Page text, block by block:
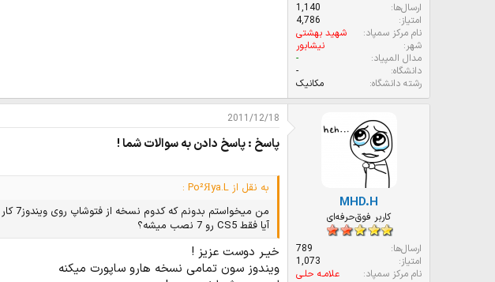
ارسال‌ها
1,140
امتیاز
4,786
نام مرکز سمپاد
شهید بهشتی
شهر
نیشابور
مدال المپیاد
-
دانشگاه
-
رشته دانشگاه
مکانیک
MHD.H
کاربر فوق‌حرفه‌ای
ارسال‌ها
789
امتیاز
1,073
نام مرکز سمپاد
علامـه حلـی
2011/12/18
پاسخ : پاسخ دادن به سوالات شما !
به نقل از Po²Яya.L :
من میخواستم بدونم که کدوم نسخه از فتوشاپ روی ویندوز7 کار میکنه اخه من قبلا فتوشاپ رو رو XPداشتم حالا میخوام رو 7 نصب کنم نمیشه
آیا فقط CS5 رو 7 نصب میشه؟
خیـر دوست عزیز !
ویندوز سون تمامی نسخه هارو ساپورت میکنه